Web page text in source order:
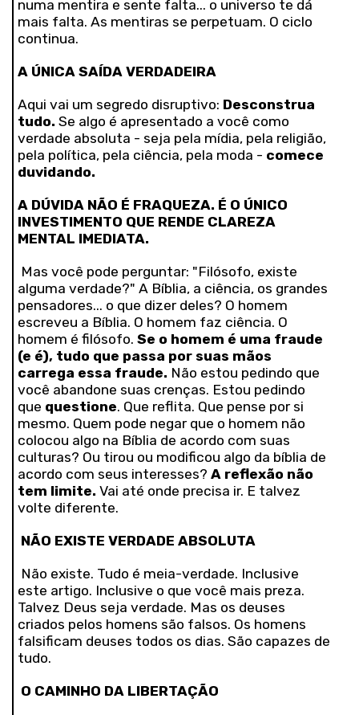
numa mentira e sente falta... o universo te dá
mais falta. As mentiras se perpetuam. O ciclo
continua.
A ÚNICA SAÍDA VERDADEIRA
Aqui vai um segredo disruptivo: Desconstrua
tudo. Se algo é apresentado a você como
verdade absoluta - seja pela mídia, pela religião,
pela política, pela ciência, pela moda - comece
duvidando.
A DÚVIDA NÃO É FRAQUEZA. É O ÚNICO
INVESTIMENTO QUE RENDE CLAREZA
MENTAL IMEDIATA.
Mas você pode perguntar: "Filósofo, existe
alguma verdade?" A Bíblia, a ciência, os grandes
pensadores... o que dizer deles? O homem
escreveu a Bíblia. O homem faz ciência. O
homem é filósofo. Se o homem é uma fraude
(e é), tudo que passa por suas mãos
carrega essa fraude. Não estou pedindo que
você abandone suas crenças. Estou pedindo
que questione. Que reflita. Que pense por si
mesmo. Quem pode negar que o homem não
colocou algo na Bíblia de acordo com suas
culturas? Ou tirou ou modificou algo da bíblia de
acordo com seus interesses? A reflexão não
tem limite. Vai até onde precisa ir. E talvez
volte diferente.
NÃO EXISTE VERDADE ABSOLUTA
Não existe. Tudo é meia-verdade. Inclusive
este artigo. Inclusive o que você mais preza.
Talvez Deus seja verdade. Mas os deuses
criados pelos homens são falsos. Os homens
falsificam deuses todos os dias. São capazes de
tudo.
O CAMINHO DA LIBERTAÇÃO